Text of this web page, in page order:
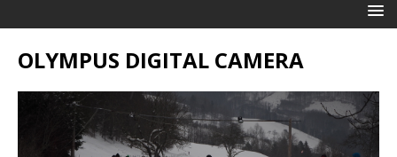
OLYMPUS DIGITAL CAMERA